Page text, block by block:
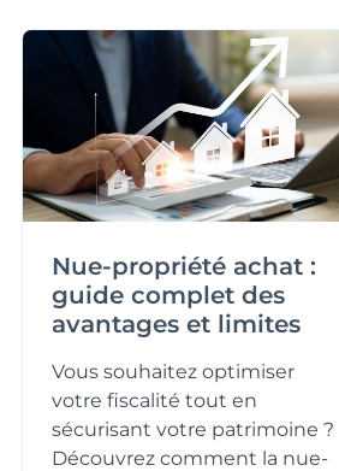
Nue-propriété achat :
guide complet des
avantages et limites
Vous souhaitez optimiser
votre fiscalité tout en
sécurisant votre patrimoine ?
Découvrez comment la nue-